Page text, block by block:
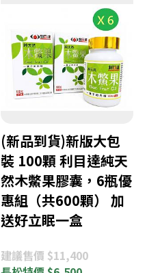
(新品到貨)新版大包
裝 100顆 利目達純天
然木鱉果膠囊，6瓶優
惠組（共600顆） 加
送好立眠一盒
建議售價 $11,400